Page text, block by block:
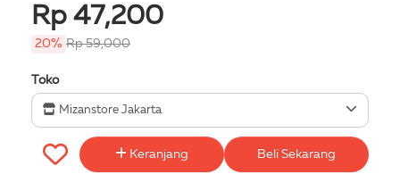
Rp 47,200
20% Rp 59,000
Toko
Mizanstore Jakarta
Keranjang Beli Sekarang